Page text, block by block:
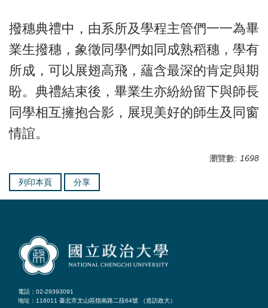
撥穗典禮中，由系所及學程主管們一一為畢
業生撥穗，象徵同學們如同成熟稻穗，學有
所成，可以展翅高飛，蘊含最深的肯定與期
盼。典禮結束後，畢業生亦紛紛留下與師長
同學相互擁抱合影，展現美好的師生及同窗
情誼。
瀏覽數: 1698
列印本頁 分享
電話：02-29393091
地址：116011 臺北市文山區指南路二段64號 （造訪政大）